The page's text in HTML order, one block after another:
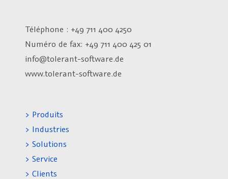
Téléphone : +49 711 400 4250
Numéro de fax: +49 711 400 425 01
info@tolerant-software.de
www.tolerant-software.de
> Produits
> Industries
> Solutions
> Service
> Clients